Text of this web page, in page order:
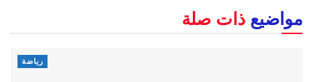
مواضيع ذات صلة
رياضة